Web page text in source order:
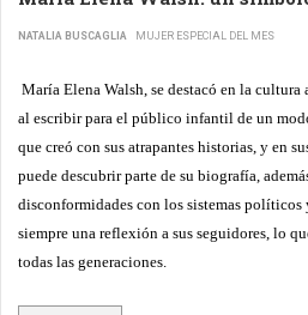
NATALIA BUSCAGLIA MUJER ESPECIAL DEL MES
María Elena Walsh, se destacó en la
al escribir para el público infantil de un
que creó con sus atrapantes historias, y en
puede descubrir parte de su biografía,
disconformidades con los sistemas
siempre una reflexión a sus seguidores, lo
todas las generaciones.